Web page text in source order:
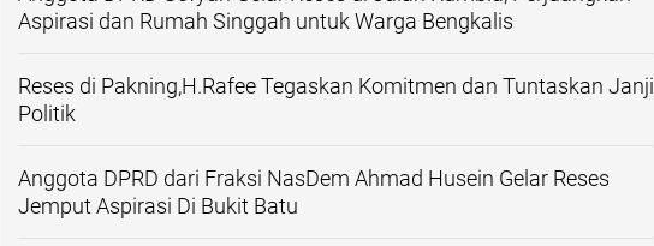
Aspirasi dan Rumah Singgah untuk Warga Bengkalis
Reses di Pakning,H.Rafee Tegaskan Komitmen dan Tuntaskan Janji
Politik
Anggota DPRD dari Fraksi NasDem Ahmad Husein Gelar Reses
Jemput Aspirasi Di Bukit Batu